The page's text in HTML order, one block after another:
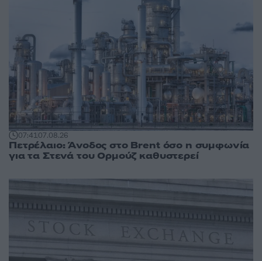
07:4107.08.26
Πετρέλαιο: Άνοδος στο Brent όσο η συμφωνία
για τα Στενά του Ορμούζ καθυστερεί